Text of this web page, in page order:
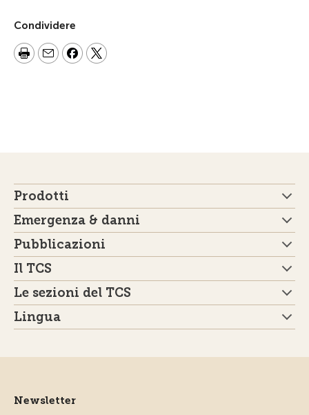
Condividere
Prodotti
Emergenza & danni
Pubblicazioni
Il TCS
Le sezioni del TCS
Lingua
Newsletter